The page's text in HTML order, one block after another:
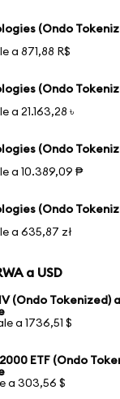
(Ondo
a 871,88 R$
(Ondo
a 21.163,28 ৳
(Ondo
a 10.389,09 ₱
(Ondo
a 635,87 zł
a USD
(Ondo Tokenized)
a 1736,51 $
ETF (Ondo
a 303,56 $